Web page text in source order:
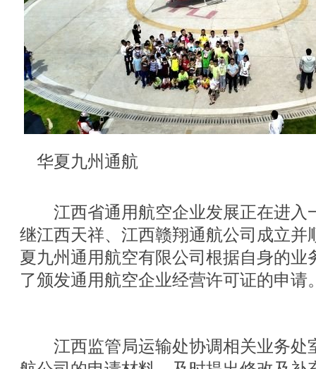
华夏九州通航
江西省通用航空企业发展正在进入
继江西天祥、江西赣翔通航公司成立并
夏九州通用航空有限公司根据自身的业
了颁发通用航空企业经营许可证的申请
江西监管局运输处协调相关业务处